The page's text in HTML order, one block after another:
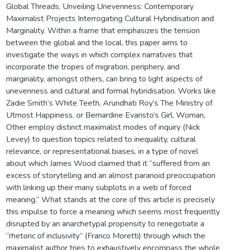
Global Threads, Unveiling Unevenness: Contemporary
Maximalist Projects Interrogating Cultural Hybridisation and
Marginality. Within a frame that emphasizes the tension
between the global and the local, this paper aims to
investigate the ways in which complex narratives that
incorporate the tropes of migration, periphery, and
marginality, amongst others, can bring to light aspects of
unevenness and cultural and formal hybridisation. Works like
Zadie Smith’s White Teeth, Arundhati Roy’s The Ministry of
Utmost Happiness, or Bernardine Evaristo’s Girl, Woman,
Other employ distinct maximalist modes of inquiry (Nick
Levey) to question topics related to inequality, cultural
relevance, or representational biases, in a type of novel
about which James Wood claimed that it “suffered from an
excess of storytelling and an almost paranoid preoccupation
with linking up their many subplots in a web of forced
meaning.” What stands at the core of this article is precisely
this impulse to force a meaning which seems most frequently
disrupted by an anarchetypal propensity to renegotiate a
“rhetoric of inclusivity” (Franco Moretti) through which the